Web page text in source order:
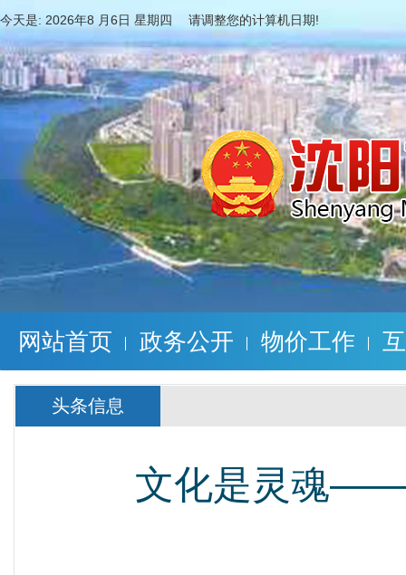
今天是: 2026年8 月6日 星期四 请调整您的计算机日期!
网站首页 政务公开 物价工作
头条信息
文化是灵魂——